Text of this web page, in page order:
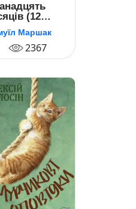
(12
Маршак
2367